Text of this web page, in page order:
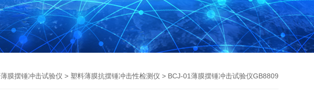
薄膜摆锤冲击试验仪 > 塑料薄膜抗摆锤冲击性检测仪 > BCJ-01薄膜摆锤冲击试验仪GB8809